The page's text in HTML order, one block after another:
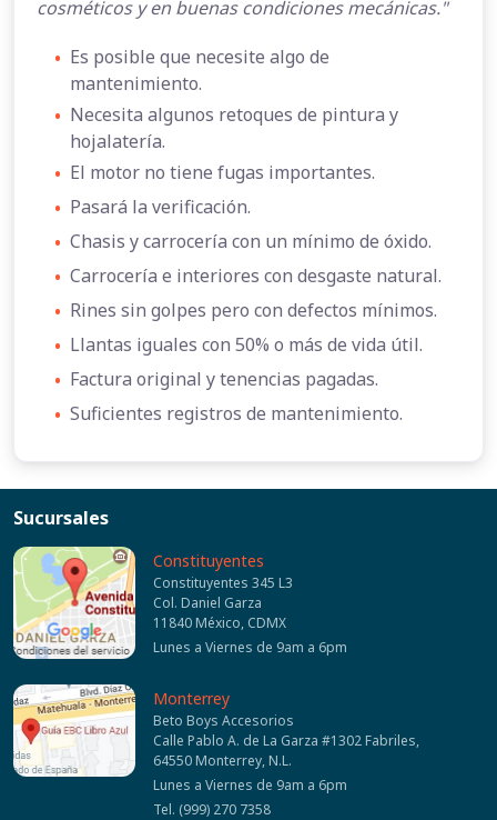
cosméticos y en buenas condiciones mecánicas."
• Es posible que necesite algo de
mantenimiento.
• Necesita algunos retoques de pintura y
hojalatería.
• El motor no tiene fugas importantes.
• Pasará la verificación.
• Chasis y carrocería con un mínimo de óxido.
• Carrocería e interiores con desgaste natural.
• Rines sin golpes pero con defectos mínimos.
• Llantas iguales con 50% o más de vida útil.
• Factura original y tenencias pagadas.
• Suficientes registros de mantenimiento.
Sucursales
Constituyentes
Constituyentes 345 L3
Col. Daniel Garza
11840 México, CDMX
Lunes a Viernes de 9am a 6pm
Monterrey
Beto Boys Accesorios
Calle Pablo A. de La Garza #1302 Fabriles,
64550 Monterrey, N.L.
Lunes a Viernes de 9am a 6pm
Tel. (999) 270 7358